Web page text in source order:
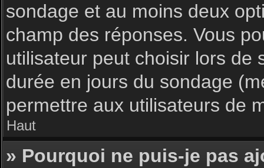
sondage et au moins deux
champ des réponses. Vous
utilisateur peut choisir lors de
durée en jours du sondage
permettre aux utilisateurs de
Haut
» Pourquoi ne puis-je pas